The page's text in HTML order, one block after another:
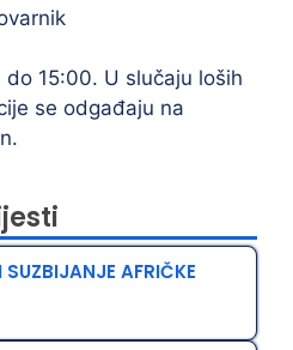
15:00. U slučaju loših
se odgađaju na
AFRIČKE